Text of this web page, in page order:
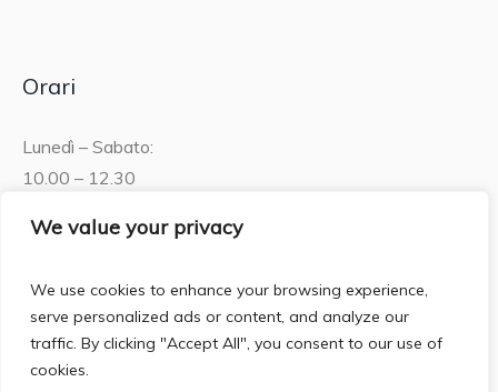
We value your privacy
We use cookies to enhance your browsing experience,
serve personalized ads or content, and analyze our
traffic. By clicking "Accept All", you consent to our use of
cookies.
Orari
Lunedì – Sabato:
10.00 – 12.30
15.30 – 19.00